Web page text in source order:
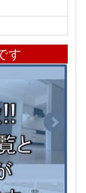
す